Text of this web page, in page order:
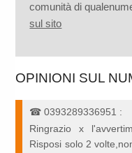
comunità di
sul sito
OPINIONI SUL
☎0393289336951 :
Ringrazio x
Risposi solo 2